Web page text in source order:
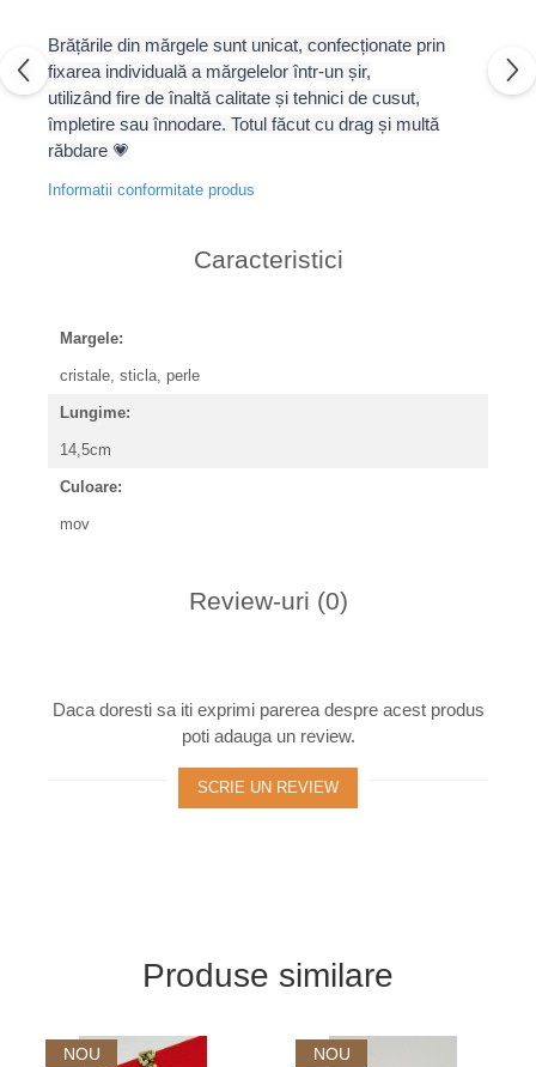
Brățările din mărgele sunt unicat, confecționate prin
fixarea individuală a mărgelelor într-un șir,
utilizând fire de înaltă calitate și tehnici de cusut,
împletire sau înnodare. Totul făcut cu drag și multă
răbdare 💗
Informatii conformitate produs
Caracteristici
Margele:
cristale, sticla, perle
Lungime:
14,5cm
Culoare:
mov
Review-uri (0)
Daca doresti sa iti exprimi parerea despre acest produs
poti adauga un review.
SCRIE UN REVIEW
Produse similare
NOU NOU